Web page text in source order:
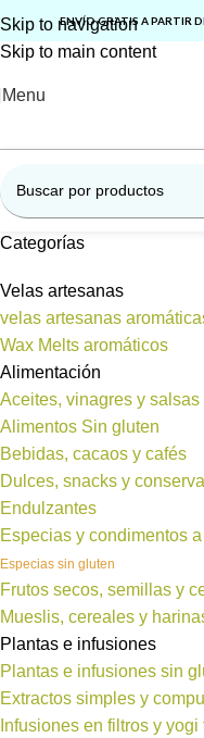
Skip to navigation
Skip to main content
ENVÍO GRATIS A PARTIR
Menu
Categorías
Velas artesanas
velas artesanas
Wax Melts aromáticos
Alimentación
Aceites, vinagres y salsas
Alimentos Sin gluten
Bebidas, cacaos y cafés
Dulces, snacks y
Endulzantes
Especias y condimentos a
Especias sin gluten
Frutos secos, semillas y
Mueslis, cereales y
Plantas e infusiones
Plantas e infusiones sin
Extractos simples y
Infusiones en filtros y yogi